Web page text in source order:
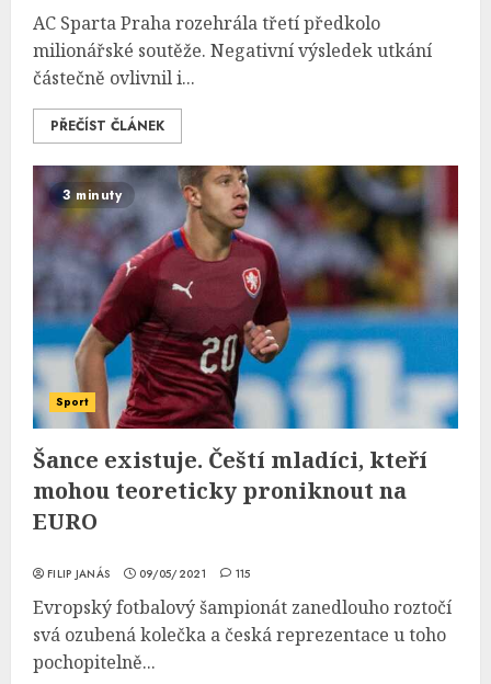
AC Sparta Praha rozehrála třetí předkolo
milionářské soutěže. Negativní výsledek utkání
částečně ovlivnil i...
PŘEČÍST ČLÁNEK
3 minuty
Sport
Šance existuje. Čeští mladíci, kteří
mohou teoreticky proniknout na
EURO
FILIP JANÁS 09/05/2021 115
Evropský fotbalový šampionát zanedlouho roztočí
svá ozubená kolečka a česká reprezentace u toho
pochopitelně...